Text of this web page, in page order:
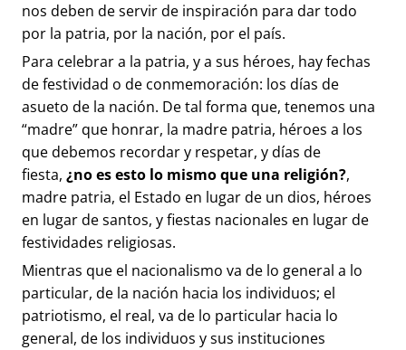
nos deben de servir de inspiración para dar todo
por la patria, por la nación, por el país.
Para celebrar a la patria, y a sus héroes, hay fechas
de festividad o de conmemoración: los días de
asueto de la nación. De tal forma que, tenemos una
“madre” que honrar, la madre patria, héroes a los
que debemos recordar y respetar, y días de
fiesta, ¿no es esto lo mismo que una religión?,
madre patria, el Estado en lugar de un dios, héroes
en lugar de santos, y fiestas nacionales en lugar de
festividades religiosas.
Mientras que el nacionalismo va de lo general a lo
particular, de la nación hacia los individuos; el
patriotismo, el real, va de lo particular hacia lo
general, de los individuos y sus instituciones